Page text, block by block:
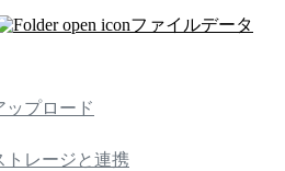
ファイルデータ
ップロード
トレージと連携